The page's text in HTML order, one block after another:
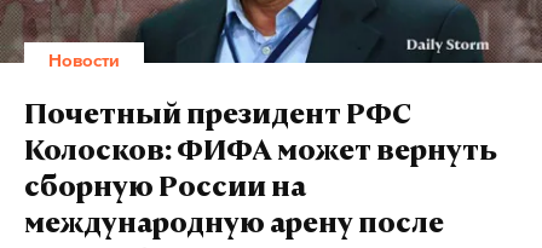
уже поступила добровольно, остальные
материалы переданы для принудительного
взыскания. Приоритетом остается профилактика,
однако при грубых нарушениях применяются
административные меры. Для разъяснения
предпринимателям доступна платформа
«Открытый контроль».
Новости
Почетный президент РФС
Колосков: ФИФА может вернуть
сборную России на
международную арену после